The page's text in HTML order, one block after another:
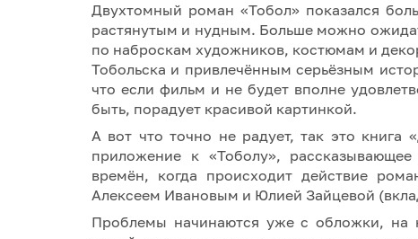
Двухтомный роман «Тобол» показался
растянутым и нудным. Больше можно
по наброскам художников, костюмам и
Тобольска и привлечённым серьёзным
что если фильм и не будет вполне
быть, порадует красивой картинкой.
А вот что точно не радует, так это книга
приложение к «Тоболу»,
времён, когда происходит действие
Алексеем Ивановым и Юлией Зайцевой
Проблемы начинаются уже с обложки, на